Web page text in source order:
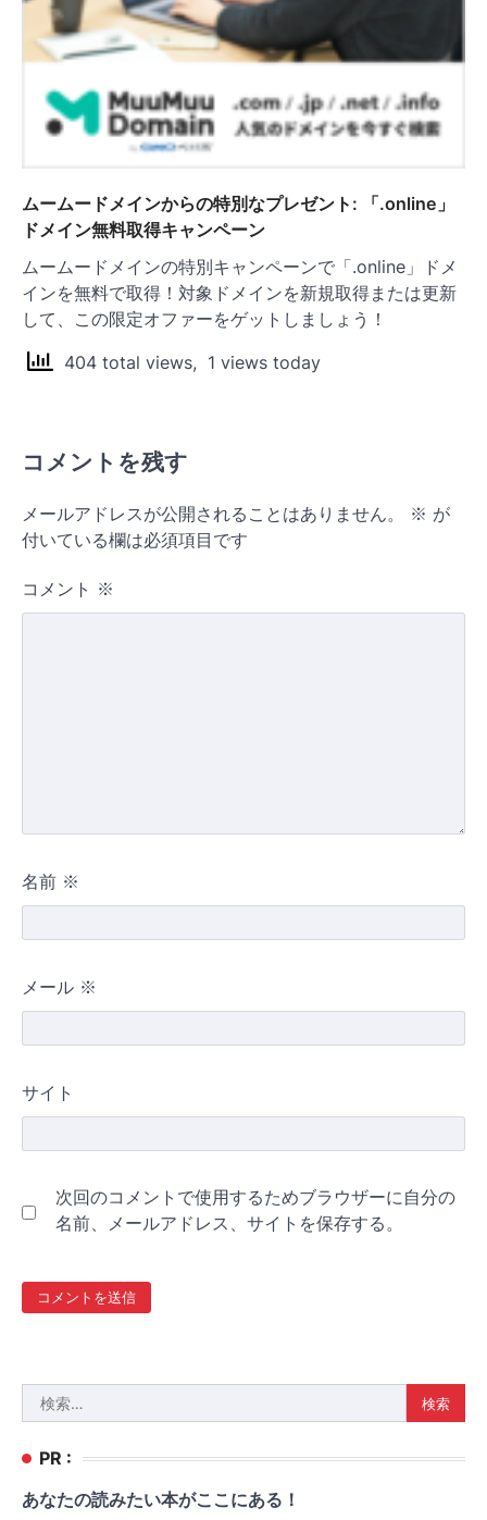
ムームードメインからの特別なプレゼント: 「.online」
ドメイン無料取得キャンペーン
ムームードメインの特別キャンペーンで「.online」ドメ
インを無料で取得！対象ドメインを新規取得または更新
して、この限定オファーをゲットしましょう！
404 total views, 1 views today
コメントを残す
メールアドレスが公開されることはありません。 ※ が
付いている欄は必須項目です
コメント ※
名前 ※
メール ※
サイト
次回のコメントで使用するためブラウザーに自分の
名前、メールアドレス、サイトを保存する。
索:
PR :
あなたの読みたい本がここにある！